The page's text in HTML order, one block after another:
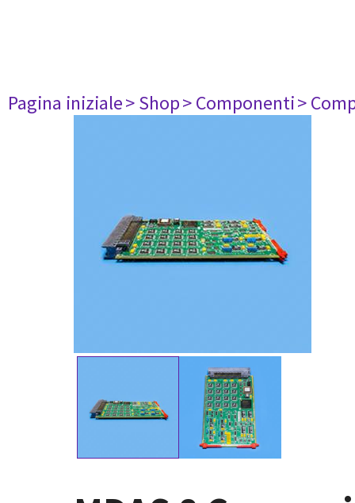
Pagina iniziale> Shop> Componenti>